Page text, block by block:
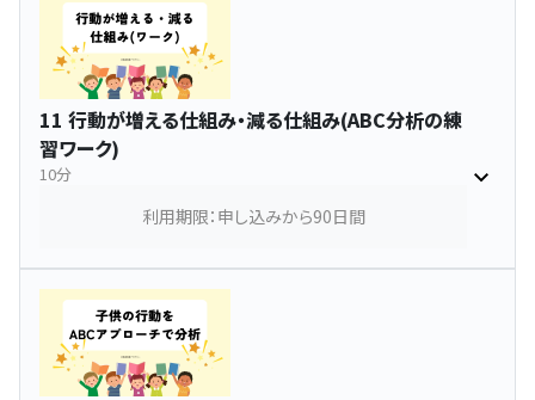
11 行動が増える仕組み・減る仕組み(ABC分析の練
習ワーク)
10分
利用期限：申し込みから90日間